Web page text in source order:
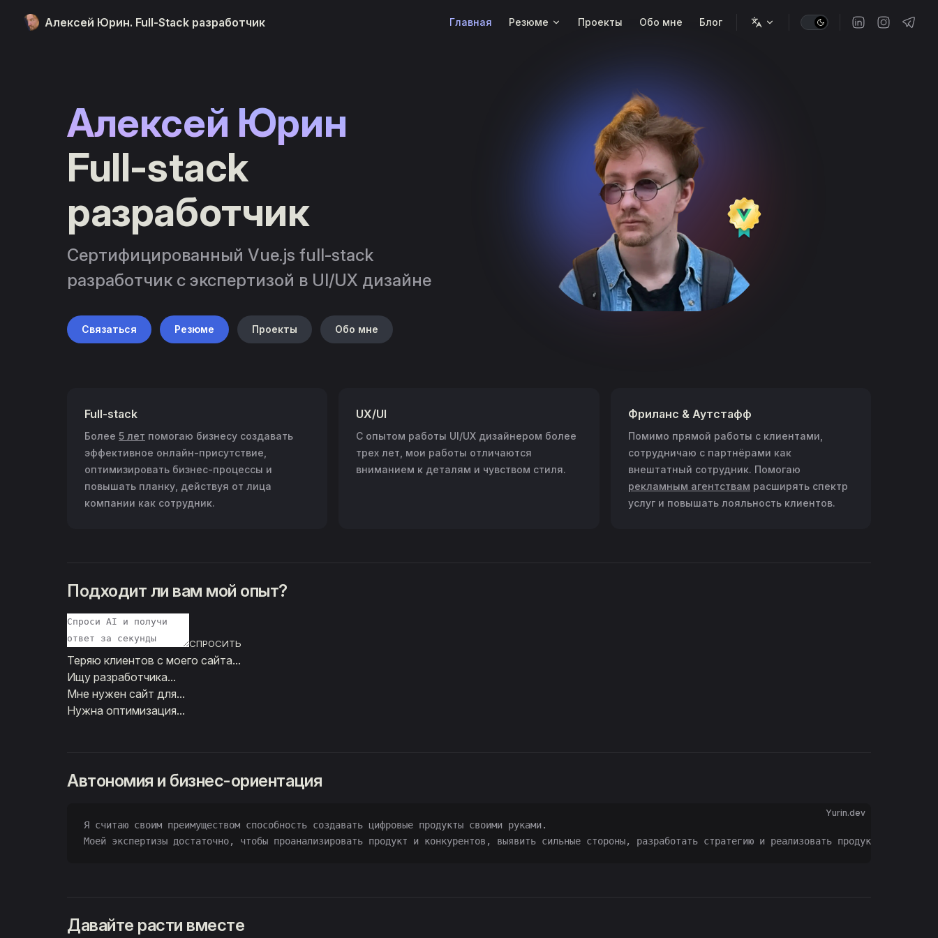
Skip to content
Алексей Юрин. Full-Stack разработчик Главная Резюме Проекты Обо мне Блог
Алексей Юрин
Full-stack
разработчик
Сертифицированный Vue.js full-stack
разработчик с экспертизой в UI/UX дизайне
Связаться Резюме Проекты Обо мне
Full-stack
Более 5 лет помогаю бизнесу создавать
эффективное онлайн-присутствие,
оптимизировать бизнес-процессы и
повышать планку, действуя от лица
компании как сотрудник.
UX/UI
С опытом работы UI/UX дизайнером более
трех лет, мои работы отличаются
вниманием к деталям и чувством стиля.
Фриланс & Аутстафф
Помимо прямой работы с клиентами,
сотрудничаю с партнёрами как
внештатный сотрудник. Помогаю
рекламным агентствам расширять спектр
услуг и повышать лояльность клиентов.
Подходит ли вам мой опыт?
СПРОСИТЬ
Теряю клиентов с моего сайта...
Ищу разработчика...
Мне нужен сайт для...
Нужна оптимизация...
Автономия и бизнес-ориентация
Yurin.dev
Я считаю своим преимуществом способность создавать цифровые продукты своими руками.
Моей экспертизы достаточно, чтобы проанализировать продукт и конкурентов, выявить сильные стороны, разработать стратегию и реализовать продукт с
Давайте расти вместе